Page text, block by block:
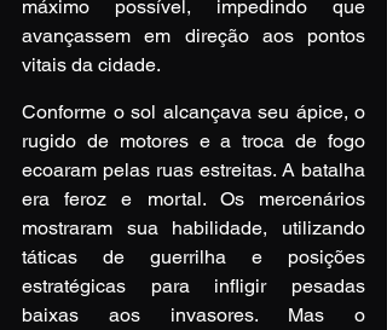
máximo possível, impedindo que
avançassem em direção aos pontos
vitais da cidade.
Conforme o sol alcançava seu ápice, o
rugido de motores e a troca de fogo
ecoaram pelas ruas estreitas. A batalha
era feroz e mortal. Os mercenários
mostraram sua habilidade, utilizando
táticas de guerrilha e posições
estratégicas para infligir pesadas
baixas aos invasores. Mas o